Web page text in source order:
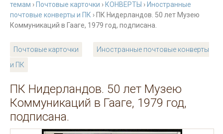
темам › Почтовые карточки › КОНВЕРТЫ › Иностранные
почтовые конверты и ПК › ПК Нидерландов. 50 лет Музею
Коммуникаций в Гааге, 1979 год, подписана.
Почтовые карточки
Иностранные почтовые конверты
и ПК
ПК Нидерландов. 50 лет Музею
Коммуникаций в Гааге, 1979 год,
подписана.